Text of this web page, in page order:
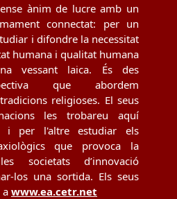
ànim de lucre amb un
connectat: per un
i difondre la necessitat
humana i qualitat humana
vessant laica. És des
que abordem
religioses. El seus
les trobareu aquí
per l'altre estudiar els
que provoca la
societats d’innovació
los una sortida. Els seus
a www.ea.cetr.net